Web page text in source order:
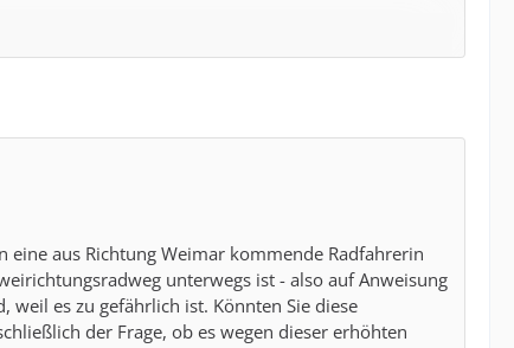
das muss noch sicherer werden.
gegen das Blauschild
aus Richtung Weimar kommende Radfahrerin
unterwegs ist - also auf Anweisung
weil es zu gefährlich ist. Könnten Sie diese
der Frage, ob es wegen dieser erhöhten